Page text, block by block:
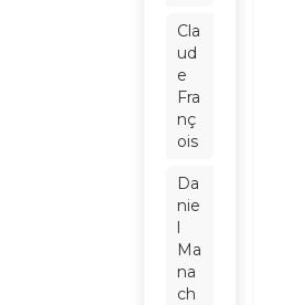
Cla
ud
e
Fra
nç
ois
Da
nie
l
Ma
na
ch